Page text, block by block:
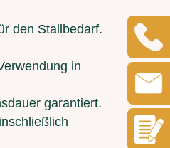
den Stallbedarf.
in
garantiert.